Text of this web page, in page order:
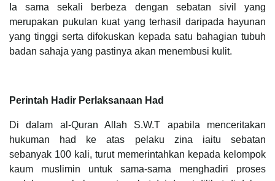
Ia sama sekali berbeza dengan sebatan sivil yang
merupakan pukulan kuat yang terhasil daripada hayunan
yang tinggi serta difokuskan kepada satu bahagian tubuh
badan sahaja yang pastinya akan menembusi kulit.
Perintah Hadir Perlaksanaan Had
Di dalam al-Quran Allah S.W.T apabila menceritakan
hukuman had ke atas pelaku zina iaitu sebatan
sebanyak 100 kali, turut memerintahkan kepada kelompok
kaum muslimin untuk sama-sama menghadiri proses